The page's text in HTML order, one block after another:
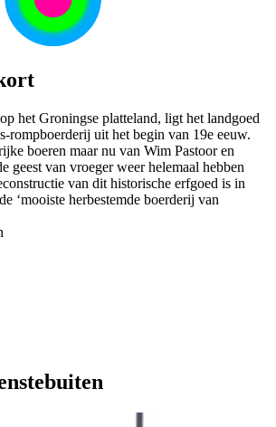
het Groningse platteland, ligt het landgoed
rompboerderij uit het begin van 19e eeuw.
boeren maar nu van Wim Pastoor en
geest van vroeger weer helemaal hebben
van dit historische erfgoed is in
‘mooiste herbestemde boerderij van